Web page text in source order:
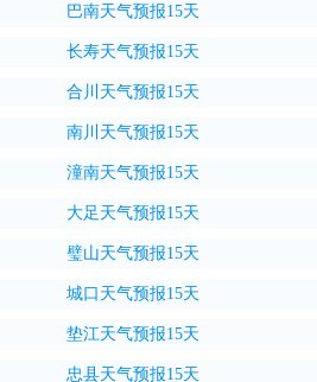
巴南天气预报15天
长寿天气预报15天
合川天气预报15天
南川天气预报15天
潼南天气预报15天
大足天气预报15天
璧山天气预报15天
城口天气预报15天
垫江天气预报15天
忠县天气预报15天